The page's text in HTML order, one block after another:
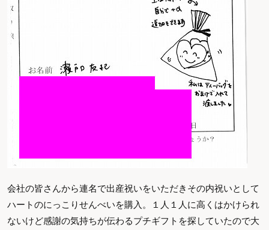
会社の皆さんから連名で出産祝いをいただきその内祝いとして
ハートのにっこりせんべいを購入。１人１人に高くはかけられ
ないけど感謝の気持ちが伝わるプチギフトを探していたので大